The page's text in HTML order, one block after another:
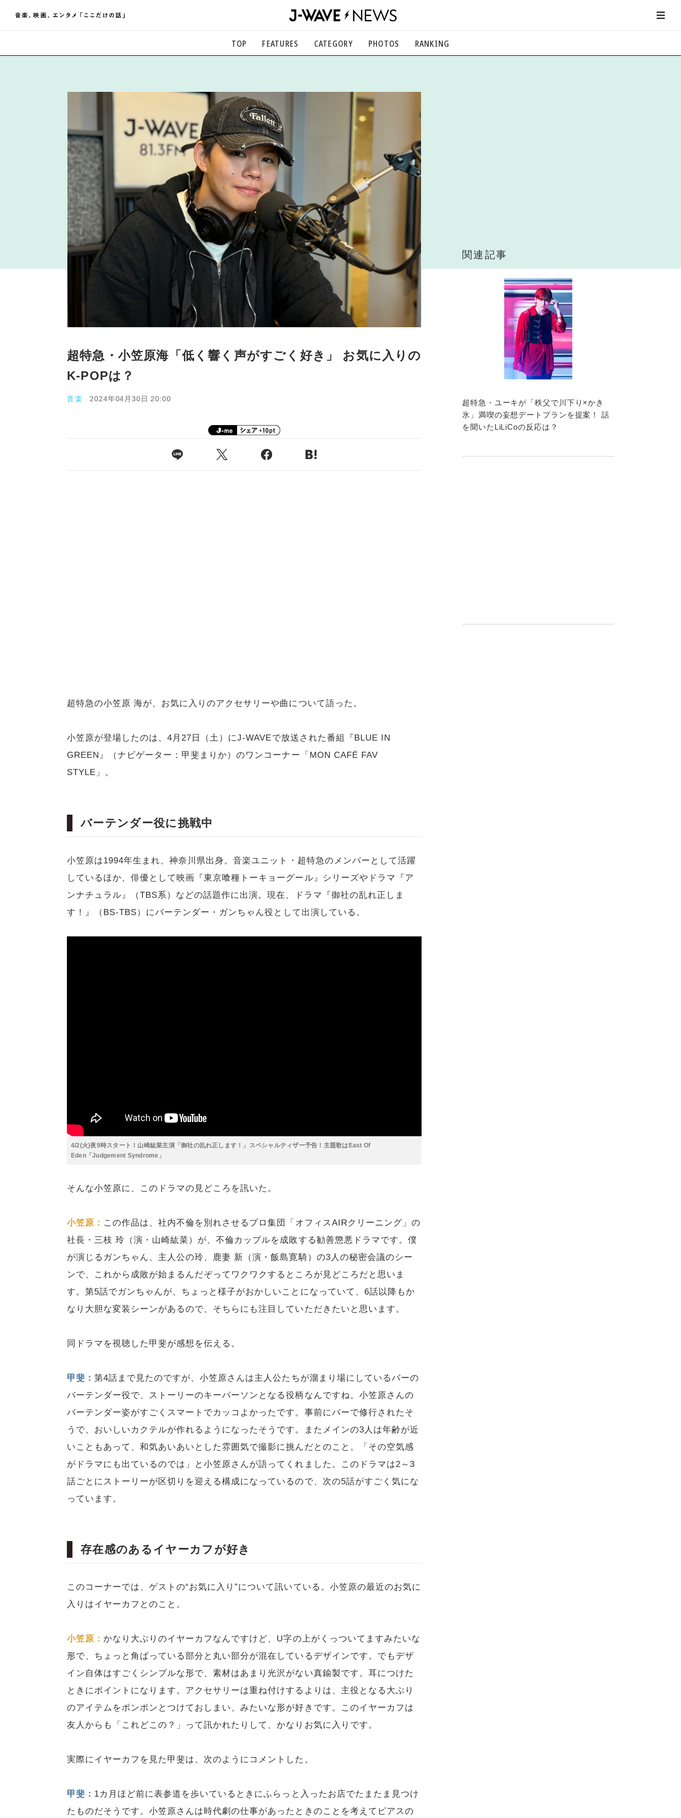
TOP FEATURES CATEGORY
映画、芸能、舞台、スポーツなど
アート、文芸、マンガなど
国内、海外の気になるトピック
PHOTOS RANKING
超特急・小笠原海「低く響く声がすごく好き」 お気に入りの
K-POPは？
音楽 2024年04月30日 20:00
超特急の小笠原 海が、お気に入りのアクセサリーや曲について語った。
小笠原が登場したのは、4月27日（土）にJ-WAVEで放送された番組『BLUE IN
GREEN』（ナビゲーター：甲斐まりか）のワンコーナー「MON CAFÉ FAV
STYLE」。
バーテンダー役に挑戦中
小笠原は1994年生まれ、神奈川県出身。音楽ユニット・超特急のメンバーとして活躍
しているほか、俳優として映画『東京喰種トーキョーグール』シリーズやドラマ『ア
ンナチュラル』（TBS系）などの話題作に出演。現在、ドラマ『御社の乱れ正しま
す！』（BS-TBS）にバーテンダー・ガンちゃん役として出演している。
4/2(火)夜9時スタート！山崎紘菜主演「御社の乱れ正します！」スペシャルティザー予告！主題歌はEast Of
Eden「Judgement Syndrome」
そんな小笠原に、このドラマの見どころを訊いた。
小笠原： この作品は、社内不倫を別れさせるプロ集団「オフィスAIRクリーニング」の
社長・三枝 玲（演・山崎紘菜）が、不倫カップルを成敗する勧善懲悪ドラマです。僕
が演じるガンちゃん、主人公の玲、鹿妻 新（演・飯島寛騎）の3人の秘密会議のシー
ンで、これから成敗が始まるんだぞってワクワクするところが見どころだと思いま
す。第5話でガンちゃんが、ちょっと様子がおかしいことになっていて、6話以降もか
なり大胆な変装シーンがあるので、そちらにも注目していただきたいと思います。
同ドラマを視聴した甲斐が感想を伝える。
甲斐：第4話まで見たのですが、小笠原さんは主人公たちが溜まり場にしているバーの
バーテンダー役で、ストーリーのキーパーソンとなる役柄なんですね。小笠原さんの
バーテンダー姿がすごくスマートでカッコよかったです。事前にバーで修行されたそ
うで、おいしいカクテルが作れるようになったそうです。またメインの3人は年齢が近
いこともあって、和気あいあいとした雰囲気で撮影に挑んだとのこと。「その空気感
がドラマにも出ているのでは」と小笠原さんが語ってくれました。このドラマは2～3
話ごとにストーリーが区切りを迎える構成になっているので、次の5話がすごく気にな
っています。
存在感のあるイヤーカフが好き
このコーナーでは、ゲストの“お気に入り”について訊いている。小笠原の最近のお気に
入りはイヤーカフとのこと。
小笠原： かなり大ぶりのイヤーカフなんですけど、U字の上がくっついてますみたいな
形で、ちょっと角ばっている部分と丸い部分が混在しているデザインです。でもデザ
イン自体はすごくシンプルな形で、素材はあまり光沢がない真鍮製です。耳につけた
ときにポイントになります。アクセサリーは重ね付けするよりは、主役となる大ぶり
のアイテムをポンポンとつけておしまい、みたいな形が好きです。このイヤーカフは
友人からも「これどこの？」って訊かれたりして、かなりお気に入りです。
実際にイヤーカフを見た甲斐は、次のようにコメントした。
甲斐： 1カ月ほど前に表参道を歩いているときにふらっと入ったお店でたまたま見つけ
たものだそうです。小笠原さんは時代劇の仕事があったときのことを考えてピアスの
関連記事
超特急・ユーキが「秩父で川下り×かき
氷」満喫の妄想デートプランを提案！ 話
を聞いたLiLiCoの反応は？